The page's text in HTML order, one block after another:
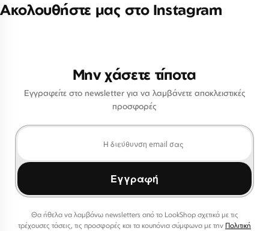
Ακολουθήστε μας στο Instagram
Μην χάσετε τίποτα
Εγγραφείτε στο newsletter για να λαμβάνετε αποκλειστικές
προσφορές
Εγγραφή
Θα ήθελα να λαμβάνω newsletters από το LookShop σχετικά με τις
τρέχουσες τάσεις, τις προσφορές και τα κουπόνια σύμφωνα με την Πολιτική